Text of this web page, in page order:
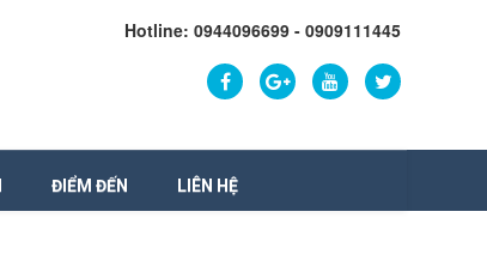
Hotline: 0944096699 - 0909111445
ĐIỂM ĐẾN LIÊN HỆ